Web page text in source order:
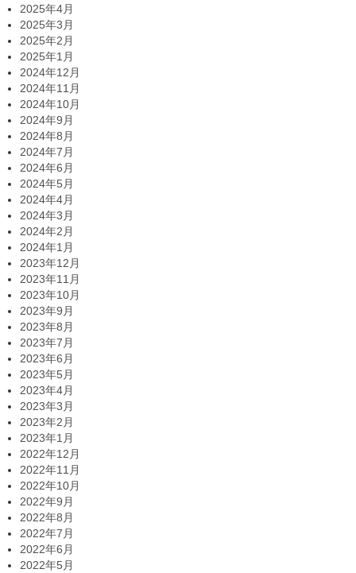
2025年4月
2025年3月
2025年2月
2025年1月
2024年12月
2024年11月
2024年10月
2024年9月
2024年8月
2024年7月
2024年6月
2024年5月
2024年4月
2024年3月
2024年2月
2024年1月
2023年12月
2023年11月
2023年10月
2023年9月
2023年8月
2023年7月
2023年6月
2023年5月
2023年4月
2023年3月
2023年2月
2023年1月
2022年12月
2022年11月
2022年10月
2022年9月
2022年8月
2022年7月
2022年6月
2022年5月